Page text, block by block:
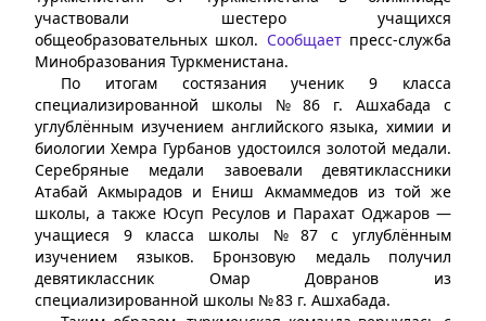
участвовали шестеро учащихся
общеобразовательных школ. Сообщаетпресс-служба
Минобразования Туркменистана.
По итогам состязания ученик 9 класса
специализированной школы № 86 г. Ашхабада с
углублённым изучением английского языка, химии и
биологии Хемра Гурбанов удостоился золотой медали.
Серебряные медали завоевали девятиклассники
Атабай Акмырадов и Ениш Акмаммедов из той же
школы, а также Юсуп Ресулов и Парахат Оджаров —
учащиеся 9 класса школы № 87 с углублённым
изучением языков. Бронзовую медаль получил
девятиклассник Омар Довранов из
специализированной школы № 83 г. Ашхабада.